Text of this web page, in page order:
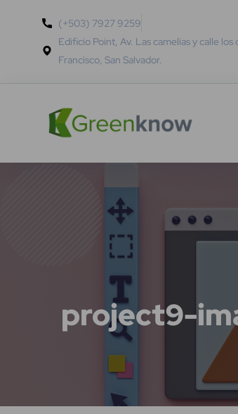
(+503) 7927 9259
Edificio Point, Av. Las camelias y calle los
Francisco, San Salvador.
project9-